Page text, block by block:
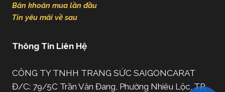
Băn khoăn mua lần đầu
Tin yêu mãi về sau
Thông Tin Liên Hệ
CÔNG TY TNHH TRANG SỨC SAIGONCARAT
Đ/C: 79/5C Trần Văn Đang, Phường Nhiêu Lộc, TP.